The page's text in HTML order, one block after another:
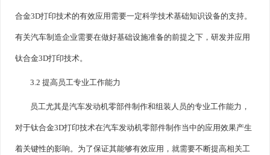
合金3D打印技术的有效应用需要一定科学技术基础知识设备的支持。
有关汽车制造企业需要在做好基础设施准备的前提之下，研发并应用
钛合金3D打印技术。
3.2 提高员工专业工作能力
员工尤其是汽车发动机零部件制作和组装人员的专业工作能力，
对于钛合金3D打印技术在汽车发动机零部件制作当中的应用效果产生
着关键性的影响。为了保证其能够有效应用，就需要不断提高相关工